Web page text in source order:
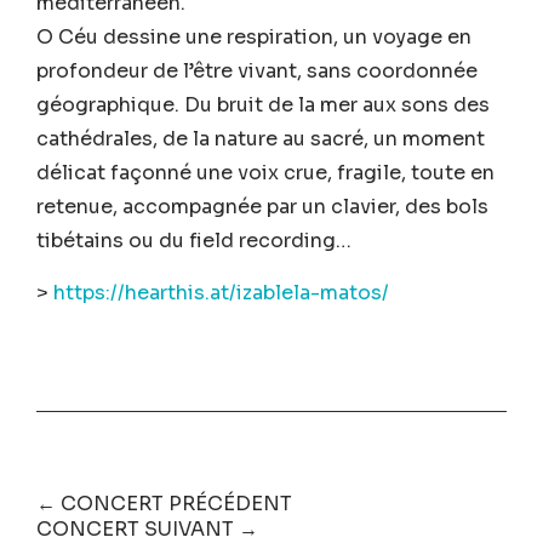
O Céu dessine une respiration, un voyage en
profondeur de l’être vivant, sans coordonnée
géographique. Du bruit de la mer aux sons des
cathédrales, de la nature au sacré, un moment
délicat façonné une voix crue, fragile, toute en
retenue, accompagnée par un clavier, des bols
tibétains ou du field recording…
> https://hearthis.at/izablela-matos/
← CONCERT PRÉCÉDENT
CONCERT SUIVANT →